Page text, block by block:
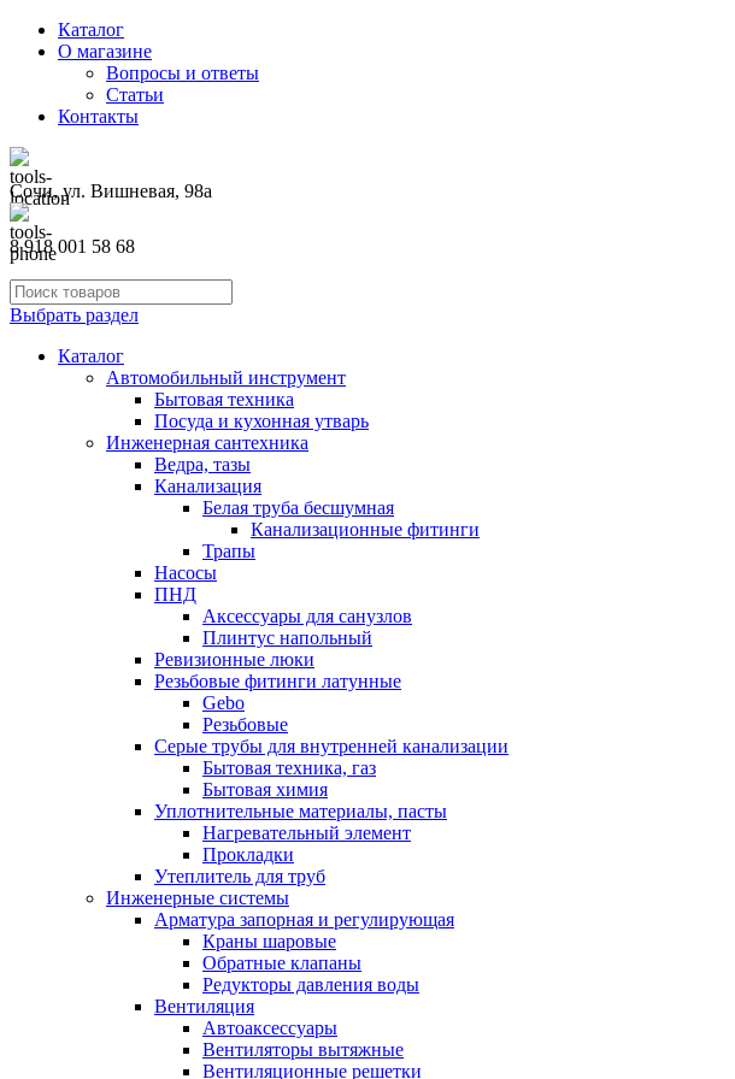
Каталог
О магазине
Вопросы и ответы
Статьи
Контакты
Сочи, ул. Вишневая, 98а
8 918 001 58 68
Выбрать раздел
Каталог
Автомобильный инструмент
Бытовая техника
Посуда и кухонная утварь
Инженерная сантехника
Ведра, тазы
Канализация
Белая труба бесшумная
Канализационные фитинги
Трапы
Насосы
ПНД
Аксессуары для санузлов
Плинтус напольный
Ревизионные люки
Резьбовые фитинги латунные
Gebo
Резьбовые
Серые трубы для внутренней канализации
Бытовая техника, газ
Бытовая химия
Уплотнительные материалы, пасты
Нагревательный элемент
Прокладки
Утеплитель для труб
Инженерные системы
Арматура запорная и регулирующая
Краны шаровые
Обратные клапаны
Редукторы давления воды
Вентиляция
Автоаксессуары
Вентиляторы вытяжные
Вентиляционные решетки